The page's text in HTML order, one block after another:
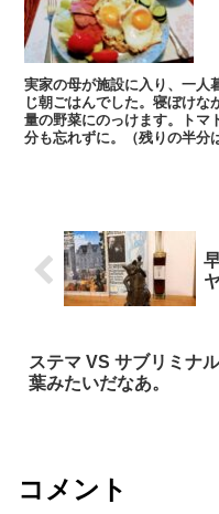
実家の母が施設に入り、一人
じ朝ごはんでした。寝ぼけな
量の野菜にのっけます。トマ
分も忘れずに。（残りの半分
ステマ VS サブリミナ
葉みたいだなあ。
コメント